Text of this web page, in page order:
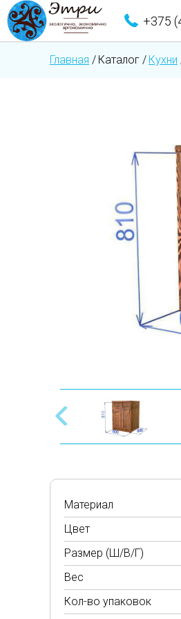
+375
Главная / Каталог / Кухни
Материал
Цвет
Размер (Ш/В/Г)
Вес
Кол-во упаковок